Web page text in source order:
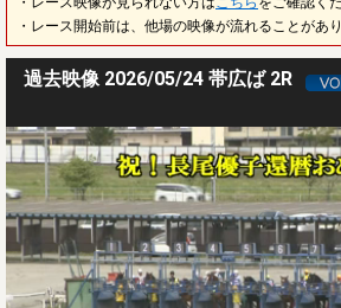
・レース開始前は、他場の映像が流れることがあり
過去映像 2026/05/24 帯広ば 2R